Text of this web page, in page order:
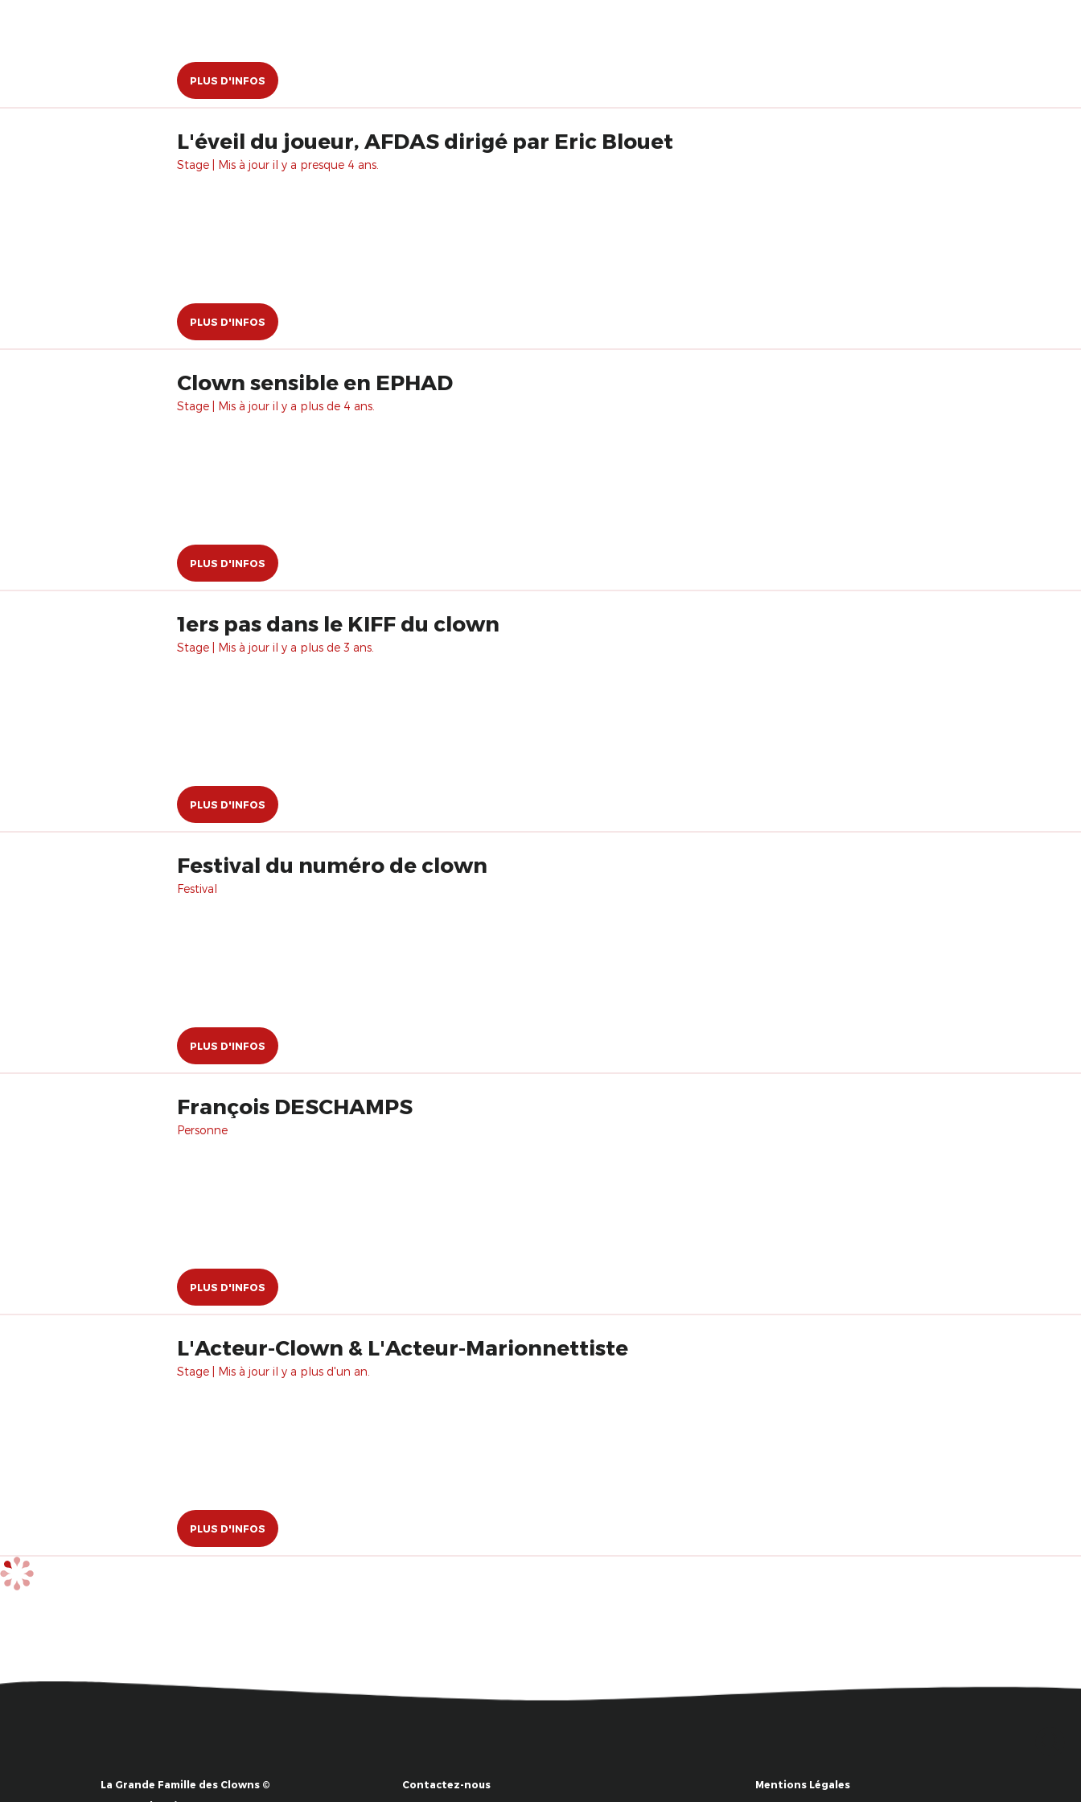
PLUS D'INFOS
L'éveil du joueur, AFDAS dirigé par Eric Blouet
Stage | Mis à jour il y a presque 4 ans.
PLUS D'INFOS
Clown sensible en EPHAD
Stage | Mis à jour il y a plus de 4 ans.
PLUS D'INFOS
1ers pas dans le KIFF du clown
Stage | Mis à jour il y a plus de 3 ans.
PLUS D'INFOS
Festival du numéro de clown
Festival
PLUS D'INFOS
François DESCHAMPS
Personne
PLUS D'INFOS
L'Acteur-Clown & L'Acteur-Marionnettiste
Stage | Mis à jour il y a plus d'un an.
PLUS D'INFOS
La Grande Famille des Clowns ©
Contactez-nous Mentions Légales